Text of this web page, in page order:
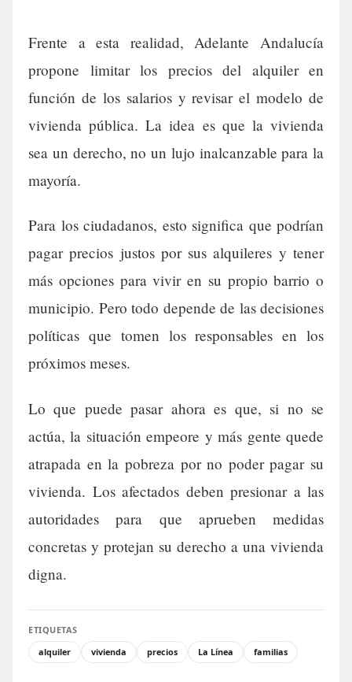
Frente a esta realidad, Adelante Andalucía
propone limitar los precios del alquiler en
función de los salarios y revisar el modelo de
vivienda pública. La idea es que la vivienda
sea un derecho, no un lujo inalcanzable para la
mayoría.
Para los ciudadanos, esto significa que podrían
pagar precios justos por sus alquileres y tener
más opciones para vivir en su propio barrio o
municipio. Pero todo depende de las decisiones
políticas que tomen los responsables en los
próximos meses.
Lo que puede pasar ahora es que, si no se
actúa, la situación empeore y más gente quede
atrapada en la pobreza por no poder pagar su
vivienda. Los afectados deben presionar a las
autoridades para que aprueben medidas
concretas y protejan su derecho a una vivienda
digna.
ETIQUETAS
alquiler
vivienda precios La Línea familias